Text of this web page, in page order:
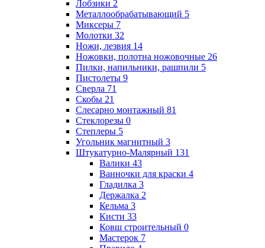
Лобзики 2
Металлообрабатывающий 5
Миксеры 7
Молотки 32
Ножи, лезвия 14
Ножовки, полотна ножовочные 26
Пилки, напильники, рашпили 5
Пистолеты 9
Сверла 71
Скобы 21
Слесарно монтажный 81
Стеклорезы 0
Степлеры 5
Угольник магнитный 3
Штукатурно-Малярный 131
Валики 43
Ванночки для краски 4
Гладилка 3
Держалка 2
Кельма 3
Кисти 33
Ковш строительный 0
Мастерок 7